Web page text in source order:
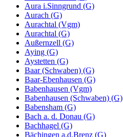
Aura i.Sinngrund (G)
Aurach (G)
Aurachtal (Vgm)
Aurachtal (G)
Außernzell (G)
Aying (G)
Aystetten (G)
Baar (Schwaben) (G)
Baar-Ebenhausen (G)
Babenhausen (Vgm)
Babenhausen (Schwaben) (G)
Babensham (G)
Bach a. d. Donau (G)
Bachhagel (G)
Bächingen a.d.Brenz (G)